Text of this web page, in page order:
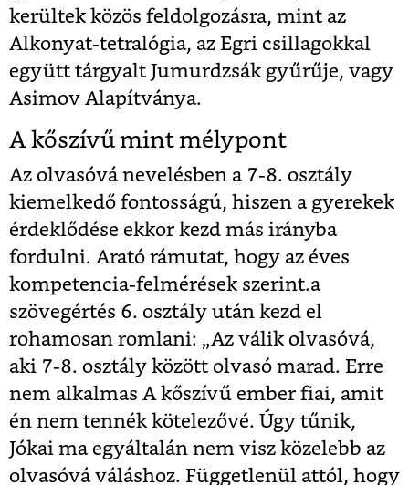
kerültek közös feldolgozásra, mint az
Alkonyat-tetralógia, az Egri csillagokkal
együtt tárgyalt Jumurdzsák gyűrűje, vagy
Asimov Alapítványa.
A kőszívű mint mélypont
Az olvasóvá nevelésben a 7-8. osztály
kiemelkedő fontosságú, hiszen a gyerekek
érdeklődése ekkor kezd más irányba
fordulni. Arató rámutat, hogy az éves
kompetencia-felmérések szerint.a
szövegértés 6. osztály után kezd el
rohamosan romlani: „Az válik olvasóvá,
aki 7-8. osztály között olvasó marad. Erre
nem alkalmas A kőszívű ember fiai, amit
én nem tennék kötelezővé. Úgy tűnik,
Jókai ma egyáltalán nem visz közelebb az
olvasóvá váláshoz. Függetlenül attól, hogy